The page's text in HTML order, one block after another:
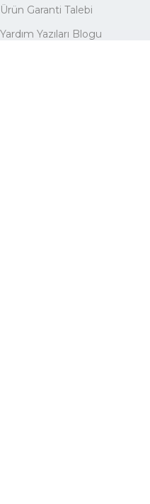
Ürün Garanti Talebi
Yardım Yazıları Blogu